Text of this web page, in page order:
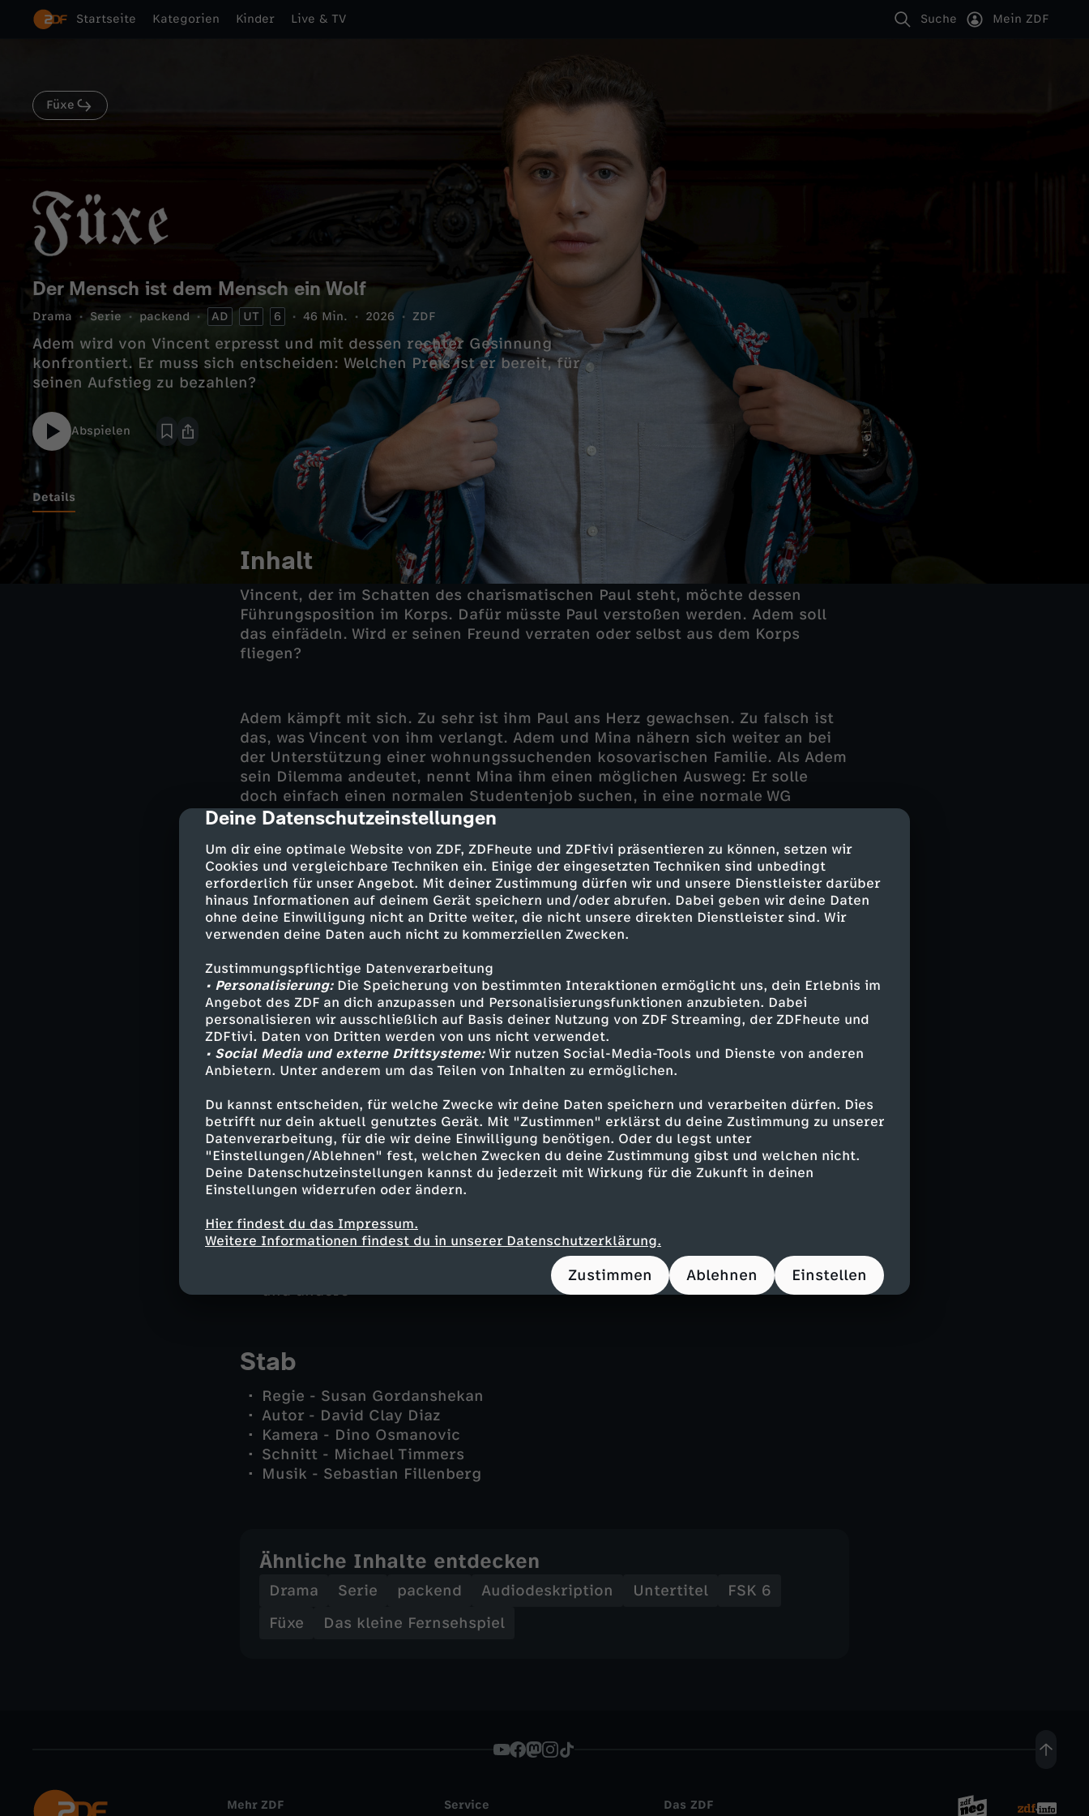
cmp-dialog-description
Deine Datenschutzeinstellungen
Um dir eine optimale Website von ZDF, ZDFheute und ZDFtivi präsentieren zu können, setzen wir
Cookies und vergleichbare Techniken ein. Einige der eingesetzten Techniken sind unbedingt
erforderlich für unser Angebot. Mit deiner Zustimmung dürfen wir und unsere Dienstleister darüber
hinaus Informationen auf deinem Gerät speichern und/oder abrufen. Dabei geben wir deine Daten
ohne deine Einwilligung nicht an Dritte weiter, die nicht unsere direkten Dienstleister sind. Wir
verwenden deine Daten auch nicht zu kommerziellen Zwecken.
Zustimmungspflichtige Datenverarbeitung
• Personalisierung:Die Speicherung von bestimmten Interaktionen ermöglicht uns, dein Erlebnis im
Angebot des ZDF an dich anzupassen und Personalisierungsfunktionen anzubieten. Dabei
personalisieren wir ausschließlich auf Basis deiner Nutzung von ZDF Streaming, der ZDFheute und
ZDFtivi. Daten von Dritten werden von uns nicht verwendet.
• Social Media und externe Drittsysteme:Wir nutzen Social-Media-Tools und Dienste von anderen
Anbietern. Unter anderem um das Teilen von Inhalten zu ermöglichen.
Du kannst entscheiden, für welche Zwecke wir deine Daten speichern und verarbeiten dürfen. Dies
betrifft nur dein aktuell genutztes Gerät. Mit "Zustimmen" erklärst du deine Zustimmung zu unserer
Datenverarbeitung, für die wir deine Einwilligung benötigen. Oder du legst unter
"Einstellungen/Ablehnen" fest, welchen Zwecken du deine Zustimmung gibst und welchen nicht.
Deine Datenschutzeinstellungen kannst du jederzeit mit Wirkung für die Zukunft in deinen
Einstellungen widerrufen oder ändern.
Hier findest du das Impressum.
Weitere Informationen findest du in unserer Datenschutzerklärung.
Zustimmen Ablehnen Einstellen
Startseite Kategorien Kinder Live & TV Suche Mein ZDF
Füxe
Der Mensch ist dem Mensch ein Wolf
Drama Serie packend AD UT 6 46 Min. 2026 ZDF
Adem wird von Vincent erpresst und mit dessen rechter Gesinnung
konfrontiert. Er muss sich entscheiden: Welchen Preis ist er bereit, für
seinen Aufstieg zu bezahlen?
Abspielen
Details
Inhalt
Vincent, der im Schatten des charismatischen Paul steht, möchte dessen
Führungsposition im Korps. Dafür müsste Paul verstoßen werden. Adem soll
das einfädeln. Wird er seinen Freund verraten oder selbst aus dem Korps
fliegen?
Adem kämpft mit sich. Zu sehr ist ihm Paul ans Herz gewachsen. Zu falsch ist
das, was Vincent von ihm verlangt. Adem und Mina nähern sich weiter an bei
der Unterstützung einer wohnungssuchenden kosovarischen Familie. Als Adem
sein Dilemma andeutet, nennt Mina ihm einen möglichen Ausweg: Er solle
doch einfach einen normalen Studentenjob suchen, in eine normale WG
ziehen. Es klingt so einfach, so richtig. Und Adem scheint endgültig zu wissen,
Alles fühlt sich wieder gut an.
Als er sich von Paul verabschieden will, lernt dieser gerade für die
entscheidende Prüfung am nächsten Morgen. Wenn er sie nicht schafft, wird
er exmatrikuliert. Diese Schande wäre auch das Ende für ihn im Korps. Adem
Darsteller
Adem - Valon Krasniqi
Mina - Roxana Samadi
Paul - Ferdinand Lehmann
Alfons - Richard van Weyden
Vincent - Vito Sack
Sven - Kasimir Pretzschner
Timo - Michael Schweisser
Jens - Clemens Bobke
Magister Hermann - Martin Plass
Mutter Hasani - Hanife Sylejmani
Assistentin Frau Ostwald - Sarah Grunert
und andere -
Stab
Regie - Susan Gordanshekan
Autor - David Clay Diaz
Kamera - Dino Osmanovic
Schnitt - Michael Timmers
Musik - Sebastian Fillenberg
Ähnliche Inhalte entdecken
Drama Serie packend Audiodeskription Untertitel
FSK 6
Füxe
Das kleine Fernsehspiel
Mehr ZDF Service Das ZDF